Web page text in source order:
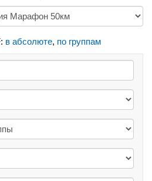
в абсолюте, по группам